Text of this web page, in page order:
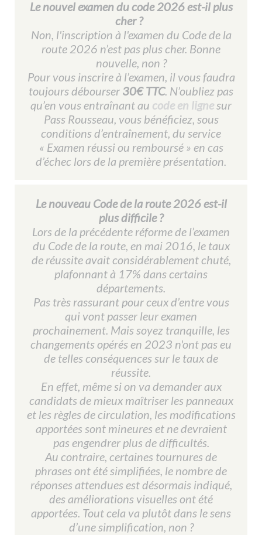
Le nouvel examen du code 2026 est-il plus
cher ?
Non, l'inscription à l'examen du Code de la
route 2026 n’est pas plus cher. Bonne
nouvelle, non ?
Pour vous inscrire à l’examen, il vous faudra
toujours débourser 30€ TTC. N’oubliez pas
qu’en vous entraînant au code en lignesur
Pass Rousseau, vous bénéficiez, sous
conditions d’entraînement, du service
« Examen réussi ou remboursé » en cas
d’échec lors de la première présentation.
Le nouveau Code de la route 2026 est-il
plus difficile ?
Lors de la précédente réforme de l’examen
du Code de la route, en mai 2016, le taux
de réussite avait considérablement chuté,
plafonnant à 17% dans certains
départements.
Pas très rassurant pour ceux d’entre vous
qui vont passer leur examen
prochainement. Mais soyez tranquille, les
changements opérés en 2023 n'ont pas eu
de telles conséquences sur le taux de
réussite.
En effet, même si on va demander aux
candidats de mieux maîtriser les panneaux
et les règles de circulation, les modifications
apportées sont mineures et ne devraient
pas engendrer plus de difficultés.
Au contraire, certaines tournures de
phrases ont été simplifiées, le nombre de
réponses attendues est désormais indiqué,
des améliorations visuelles ont été
apportées. Tout cela va plutôt dans le sens
d’une simplification, non ?